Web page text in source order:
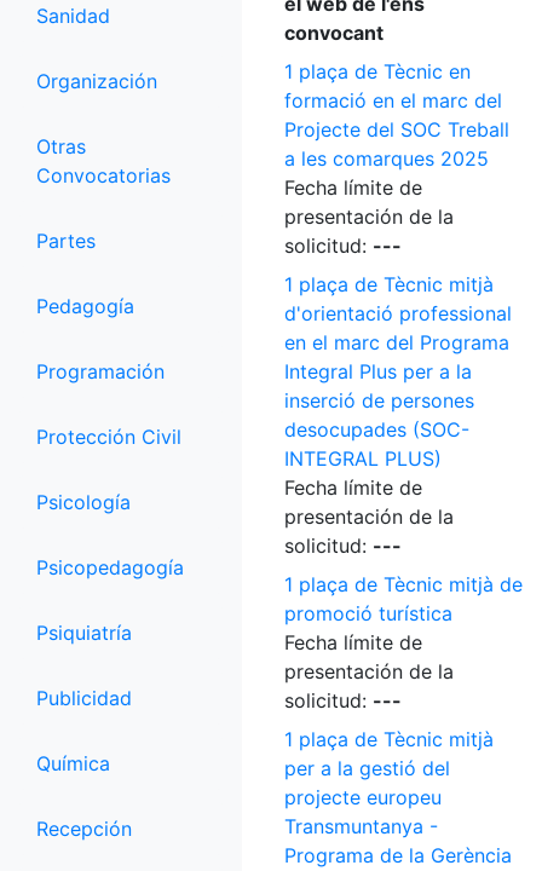
Sanidad
Organización
Otras
Convocatorias
Partes
Pedagogía
Programación
Protección Civil
Psicología
Psicopedagogía
Psiquiatría
Publicidad
Química
Recepción
convocant
1 plaça de Tècnic en
formació en el marc del
Projecte del SOC Treball
a les comarques 2025
Fecha límite de
presentación de la
solicitud: ---
1 plaça de Tècnic mitjà
d'orientació professional
en el marc del Programa
Integral Plus per a la
inserció de persones
desocupades (SOC-
INTEGRAL PLUS)
Fecha límite de
presentación de la
solicitud: ---
1 plaça de Tècnic mitjà de
promoció turística
Fecha límite de
presentación de la
solicitud: ---
1 plaça de Tècnic mitjà
per a la gestió del
projecte europeu
Transmuntanya -
Programa de la Gerència